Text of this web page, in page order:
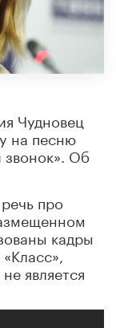
Чудновец
на песню
Об
про
кадры
является